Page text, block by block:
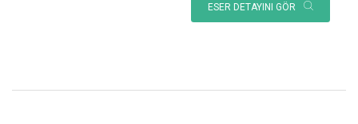
ESER DETAYINI GÖR